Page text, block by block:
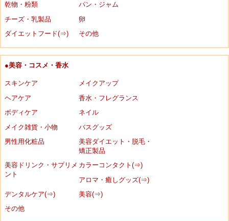
乾物・粉類
パン・ジャム
チーズ・乳製品
卵
ダイエットフード(⇒)
その他
●美容・コスメ・香水
スキンケア
メイクアップ
ヘアケア
香水・フレグランス
ボディケア
ネイル
メイク雑貨・小物
バスグッズ
男性用化粧品
美容ダイエット・脱毛・
矯正製品
美容ドリンク・サプリメ
ント
カラーコンタクト(⇒)
アロマ・癒しグッズ(⇒)
デンタルケア(⇒)
美容(⇒)
その他